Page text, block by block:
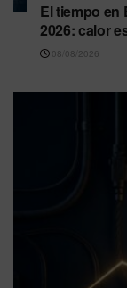
El tiempo en
2026: calor
08/08/2026